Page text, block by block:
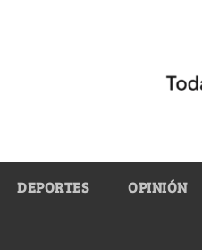
DEPORTES OPINIÓN